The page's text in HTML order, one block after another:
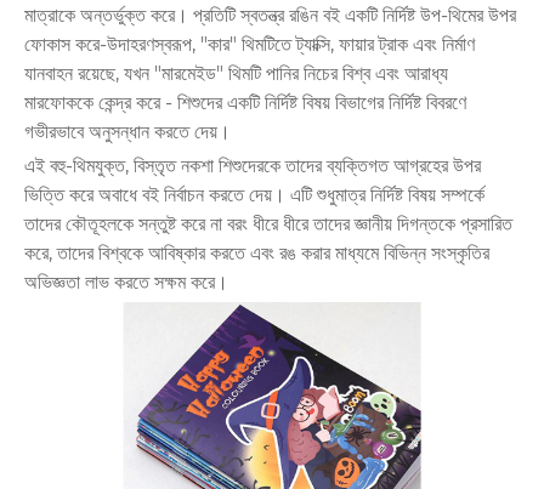
মাত্রাকে অন্তর্ভুক্ত করে। প্রতিটি স্বতন্ত্র রঙিন বই একটি নির্দিষ্ট উপ-থিমের উপর
ফোকাস করে-উদাহরণস্বরূপ, "কার" থিমটিতে ট্যাক্সি, ফায়ার ট্রাক এবং নির্মাণ
যানবাহন রয়েছে, যখন "মারমেইড" থিমটি পানির নিচের বিশ্ব এবং আরাধ্য
মারফোককে কেন্দ্র করে - শিশুদের একটি নির্দিষ্ট বিষয় বিভাগের নির্দিষ্ট বিবরণে
গভীরভাবে অনুসন্ধান করতে দেয়।
এই বহু-থিমযুক্ত, বিস্তৃত নকশা শিশুদেরকে তাদের ব্যক্তিগত আগ্রহের উপর
ভিত্তি করে অবাধে বই নির্বাচন করতে দেয়। এটি শুধুমাত্র নির্দিষ্ট বিষয় সম্পর্কে
তাদের কৌতূহলকে সন্তুষ্ট করে না বরং ধীরে ধীরে তাদের জ্ঞানীয় দিগন্তকে প্রসারিত
করে, তাদের বিশ্বকে আবিষ্কার করতে এবং রঙ করার মাধ্যমে বিভিন্ন সংস্কৃতির
অভিজ্ঞতা লাভ করতে সক্ষম করে।